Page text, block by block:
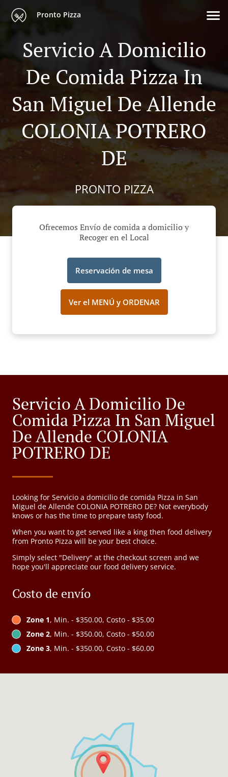
Pronto Pizza
Servicio A Domicilio
De Comida Pizza In
San Miguel De Allende
COLONIA POTRERO
DE
PRONTO PIZZA
Ofrecemos Envío de comida a domicilio y
Recoger en el Local
Reservación de mesa
Ver el MENÚ y ORDENAR
Servicio A Domicilio De
Comida Pizza In San Miguel
De Allende COLONIA
POTRERO DE
Looking for Servicio a domicilio de comida Pizza in San
Miguel de Allende COLONIA POTRERO DE? Not everybody
knows or has the time to prepare tasty food.
When you want to get served like a king then food delivery
from Pronto Pizza will be your best choice.
Simply select "Delivery" at the checkout screen and we
hope you'll appreciate our food delivery service.
Costo de envío
Zone 1, Min. - $350.00, Costo - $35.00
Zone 2, Min. - $350.00, Costo - $50.00
Zone 3, Min. - $350.00, Costo - $60.00